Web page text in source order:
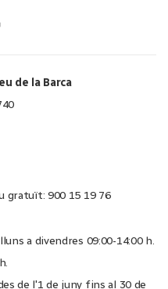
de la Barca
gratuït: 900 15 19 76
a divendres 09:00-14:00 h.
de l'1 de juny fins al 30 de